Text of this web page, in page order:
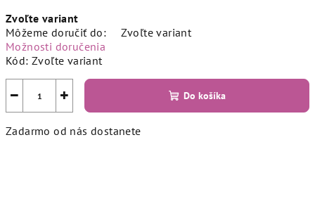
cena:
Zvoľte variant
Môžeme doručiť do:
Zvoľte variant
Možnosti doručenia
Kód: Zvoľte variant
+
− Do košíka
Zadarmo od nás dostanete